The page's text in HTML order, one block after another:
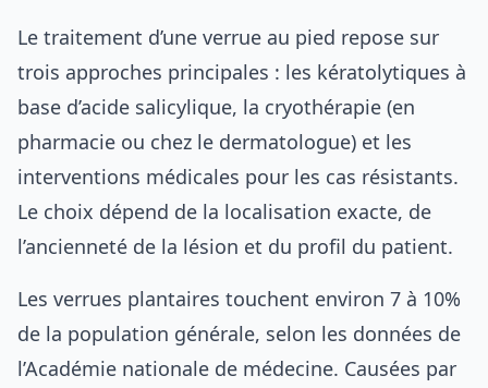
Le traitement d’une verrue au pied repose sur
trois approches principales : les kératolytiques à
base d’acide salicylique, la cryothérapie (en
pharmacie ou chez le dermatologue) et les
interventions médicales pour les cas résistants.
Le choix dépend de la localisation exacte, de
l’ancienneté de la lésion et du profil du patient.
Les verrues plantaires touchent environ 7 à 10%
de la population générale, selon les données de
l’Académie nationale de médecine. Causées par